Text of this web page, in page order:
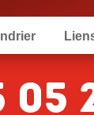
05